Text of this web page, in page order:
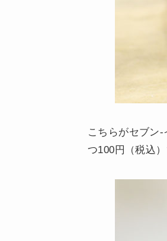
こちらがセブン
つ100円（税込